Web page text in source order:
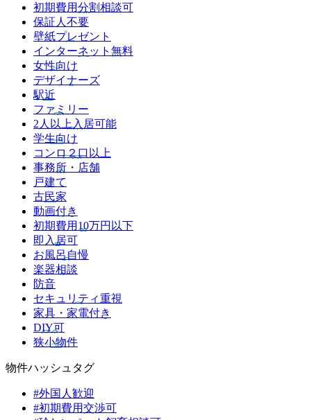
初期費用分割相談可
保証人不要
壁紙プレゼント
インターネット無料
女性向け
デザイナーズ
駅近
ファミリー
2人以上入居可能
学生向け
コンロ２口以上
事務所・店舗
戸建て
古民家
動画付き
初期費用10万円以下
即入居可
お風呂自慢
楽器相談
防音
セキュリティ重視
家具・家電付き
DIY可
狭小物件
物件ハッシュタグ
#外国人歓迎
#初期費用交渉可